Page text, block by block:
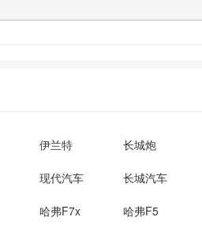
伊兰特 长城炮
现代汽车 长城汽车
哈弗F7x 哈弗F5